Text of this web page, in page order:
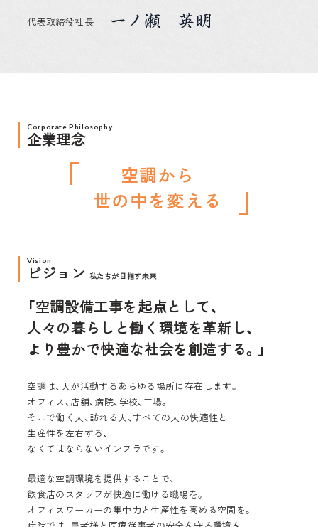
代表取締役社長
Corporate Philosophy
企業理念
空調から
世の中を変える
Vision
ビジョン 私たちが目指す未来
「空調設備工事を起点として、
人々の暮らしと働く環境を革新し、
より豊かで快適な社会を創造する。」
空調は、人が活動する あらゆる場所に存在します。
オフィス、店舗、病院、 学校、工場。
そこで働く人、訪れる人、 すべての人の快適性と
生産性を左右する、
なくてはならないインフラです。
最適な空調環境を提供することで、
飲食店のスタッフが快適に働ける職場を。
オフィスワーカーの集中力と 生産性を高める空間を。